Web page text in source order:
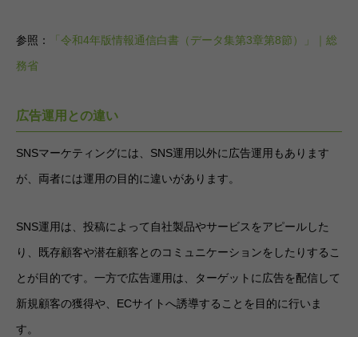
参照：
「令和4年版情報通信白書（データ集第3章第8節）」｜総
務省
広告運用との違い
SNSマーケティングには、SNS運用以外に広告運用もあります
が、両者には運用の目的に違いがあります。
SNS運用は、投稿によって自社製品やサービスをアピールした
り、既存顧客や潜在顧客とのコミュニケーションをしたりするこ
とが目的です。一方で広告運用は、ターゲットに広告を配信して
新規顧客の獲得や、ECサイトへ誘導することを目的に行いま
す。